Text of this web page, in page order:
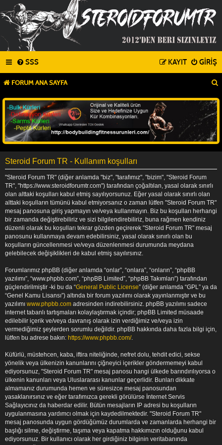
SSS GIRIŞ
KAYIT
FORUM ANA SAYFA
Steroid Forum TR - Kullanım koşulları
"Steroid Forum TR" (diğer anlamda "biz", "tarafımız", "bizim", "Steroid Forum
TR", "https://www.steroidforumtr.com") tarafından çoğaltılan, yasal olarak sınırlı
olan alttaki koşulları kabul etmiş sayılıyorsunuz. Eğer yasal olarak sınırlı olan
alttaki koşulların tümünü kabul etmiyorsanız o zaman lütfen "Steroid Forum TR"
mesaj panosuna giriş yapmayın ve/veya kullanmayın. Biz bu koşulları herhangi
bir zamanda değiştirebiliriz ve sizi bilgilendirebiliriz, buna rağmen kendiniz
düzenli olarak bu koşulları tekrar gözden geçirerek "Steroid Forum TR" mesaj
panosunu kullanmaya devam edebilirsiniz, yasal olarak sınırlı olan bu
koşulların güncellenmesi ve/veya düzenlenmesi durumunda meydana
gelebilecek değişiklikleri de kabul etmiş sayılırsınız.
Forumlarımız phpBB (diğer anlamda “onlar”, “onlara”, “onların”, “phpBB
yazılımı”, “www.phpbb.com”, “phpBB Limited”, “phpBB Takımları”) tarafından
güçlendirilmiştir -ki bu da “General Public License” (diğer anlamda “GPL” ya da
“Genel Kamu Lisansı”) altında bir forum yazılımı olarak yayınlanmıştır ve bu
yazılımı www.phpbb.com adresinden indirebilirsiniz. phpBB yazılımı sadece
internet tabanlı tartışmaları kolaylaştırmak içindir; phpBB Limited müsaade
edilebilir içerik ve/veya davranış olarak izin verdiğimiz ve/veya izin
vermediğimiz şeylerden sorumlu değildir. phpBB hakkında daha fazla bilgi için,
lütfen bu adrese bakın: https://www.phpbb.com/.
Küfürlü, müstehcen, kaba, iftira niteliğinde, nefret dolu, tehdit edici, sekse
yönelik veya ülkenizin kanunlarını çiğneyici içerikler göndermemeyi kabul
ediyorsunuz, "Steroid Forum TR" mesaj panosu hangi ülkede barındırılıyorsa o
ülkenin kanunları veya Uluslararası kanunlar geçerlidir. Bunları dikkate
almamanız durumunda hemen ve süresizce mesaj panosundan
yasaklanırsınız ve eğer tarafımızca gerekli görülürse İnternet Servis
Sağlayıcınız da haberdar edilir. Bütün mesajların IP adresi bu koşulların
uygulanmasına yardımcı olmak için kaydedilmektedir. "Steroid Forum TR"
mesaj panosunda uygun gördüğümüz durumlarda ve zamanlarda herhangi bir
başlığı silme, değiştirme, taşıma veya kapatma hakkımızın olduğunu kabul
ediyorsunuz. Bir kullanıcı olarak her girdiğiniz bilginin veritabanında